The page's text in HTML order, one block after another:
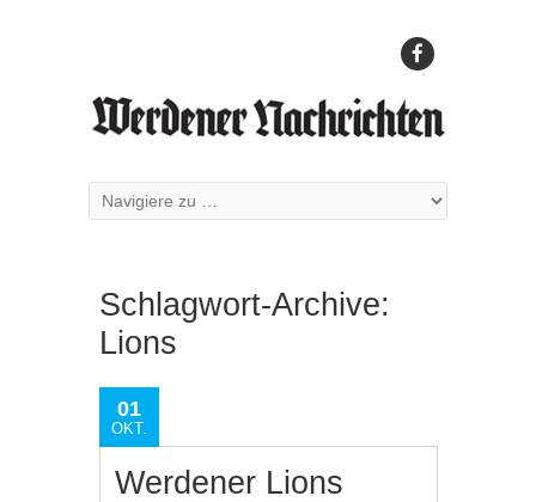
Schlagwort-Archive:
Lions
01
OKT.
Werdener Lions